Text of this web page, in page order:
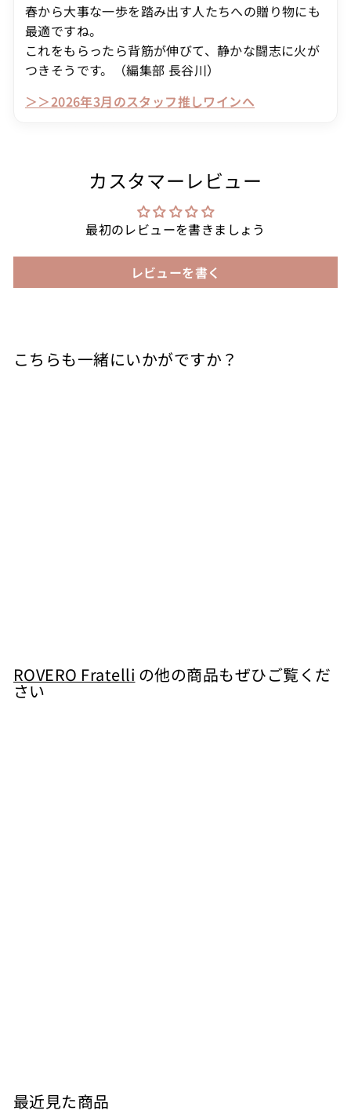
春から大事な一歩を踏み出す人たちへの贈り物にも
最適ですね。
これをもらったら背筋が伸びて、静かな闘志に火が
つきそうです。（編集部 長谷川）
＞＞2026年3月のスタッフ推しワインへ
カスタマーレビュー
最初のレビューを書きましょう
レビューを書く
こちらも一緒にいかがですか？
,
ROVERO Fratelli の他の商品もぜひご覧くだ
さい
,
最近見た商品